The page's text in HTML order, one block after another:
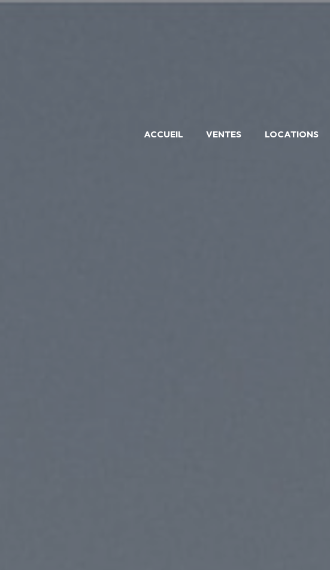
ACCUEIL VENTES LOCATIONS